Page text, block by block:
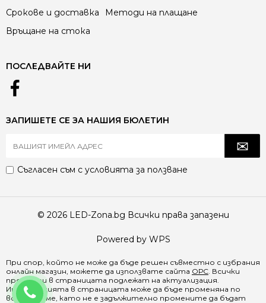
0888 065 970
Срокове и доставка
Методи на плащане
Връщане на стока
ПОСЛЕДВАЙТЕ НИ
ЗАПИШЕТЕ СЕ ЗА НАШИЯ БЮЛЕТИН
Съгласен съм с условията за ползване
© 2026 LED-Zona.bg Всички права запазени
Powered by WPS
При спор, който не може да бъде решен съвместно с избрания
онлайн магазин, можете да използвате сайта ОРС. Всички
продукти в страницата подлежат на актуализация.
Информацията в страницата може да бъде променяна по
всяко време, като не е задължително промените да бъдат